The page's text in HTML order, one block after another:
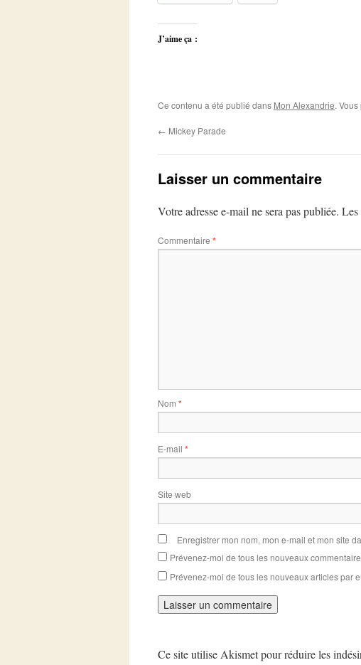
J’aime ça :
Ce contenu a été publié dans Mon Alexandrie.
← Mickey Parade
Laisser un commentaire
Votre adresse e-mail ne sera pas publiée. Les
Commentaire *
Nom *
E-mail *
Site web
Enregistrer mon nom, mon e-mail et mon site
Prévenez-moi de tous les nouveaux
Prévenez-moi de tous les nouveaux articles par
Ce site utilise Akismet pour réduire les